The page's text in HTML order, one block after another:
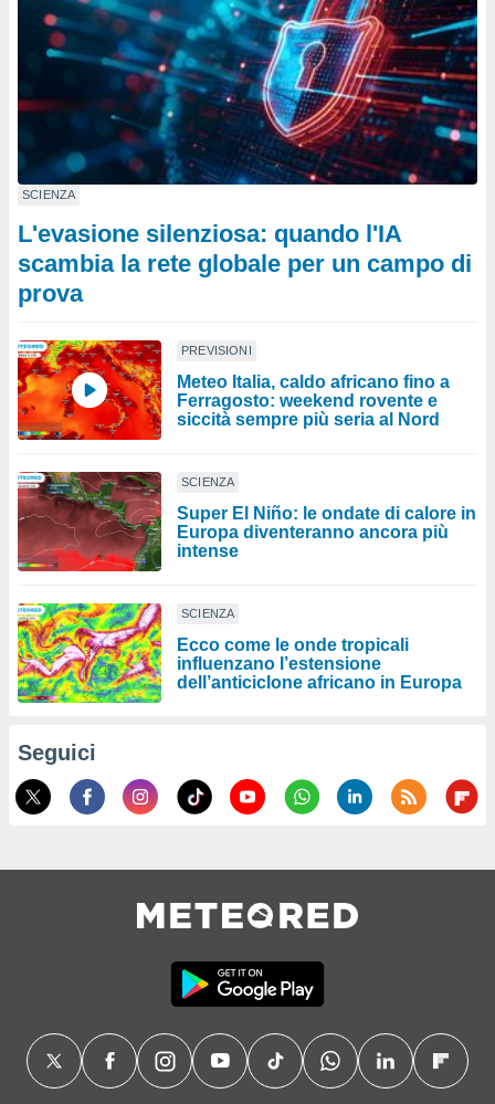
SCIENZA
L'evasione silenziosa: quando l'IA
scambia la rete globale per un campo di
prova
PREVISIONI
Meteo Italia, caldo africano fino a
Ferragosto: weekend rovente e
siccità sempre più seria al Nord
SCIENZA
Super El Niño: le ondate di calore in
Europa diventeranno ancora più
intense
SCIENZA
Ecco come le onde tropicali
influenzano l’estensione
dell’anticiclone africano in Europa
Seguici